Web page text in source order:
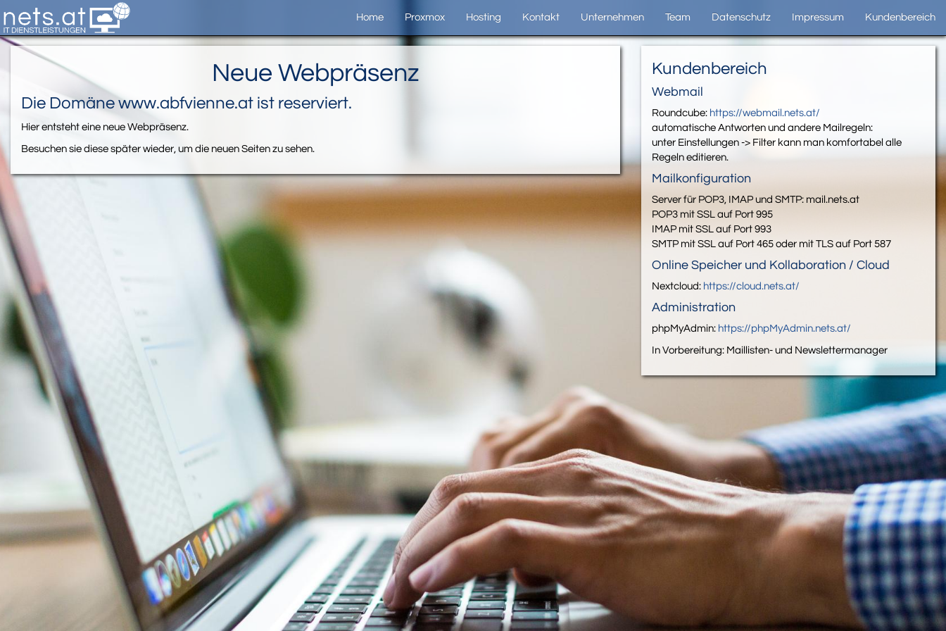
Home Proxmox Hosting Kontakt Unternehmen Team Datenschutz Impressum Kundenbereich
Neue Webpräsenz
Die Domäne www.abfvienne.at ist reserviert.
Hier entsteht eine neue Webpräsenz.
Besuchen sie diese später wieder, um die neuen Seiten zu sehen.
Kundenbereich
Webmail
Roundcube: https://webmail.nets.at/
automatische Antworten und andere Mailregeln:
unter Einstellungen -> Filter kann man komfortabel alle
Regeln editieren.
Mailkonfiguration
Server für POP3, IMAP und SMTP: mail.nets.at
POP3 mit SSL auf Port 995
IMAP mit SSL auf Port 993
SMTP mit SSL auf Port 465 oder mit TLS auf Port 587
Online Speicher und Kollaboration / Cloud
Nextcloud: https://cloud.nets.at/
Administration
phpMyAdmin: https://phpMyAdmin.nets.at/
In Vorbereitung: Maillisten- und Newslettermanager